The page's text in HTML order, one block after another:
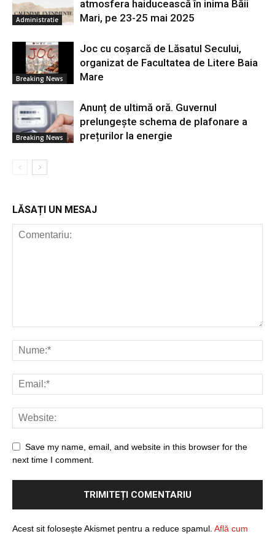
Administratie
atmosfera haiducească în inima Băii
Mari, pe 23-25 mai 2025
Breaking News
Joc cu coșarcă de Lăsatul Secului,
organizat de Facultatea de Litere Baia
Mare
Breaking News
Anunț de ultimă oră. Guvernul
prelungește schema de plafonare a
prețurilor la energie
LĂSAȚI UN MESAJ
Save my name, email, and website in this browser for the
next time I comment.
Acest sit folosește Akismet pentru a reduce spamul. Află cum